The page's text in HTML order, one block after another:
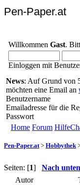
Pen-Paper.at
Willkommen Gast.
Einloggen mit
News: Auf Grund von
möchten eine Email an
Benutzername
Emailadresse für die
Passwort
Home Forum Hilfe
Pen-Paper.at > Hobbythek
Seiten: [1] Nach unten
Autor